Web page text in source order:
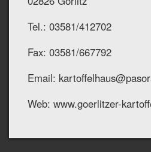
Tel.: 03581/412702
Fax: 03581/667792
Email:
Web: www.goerlitzer-